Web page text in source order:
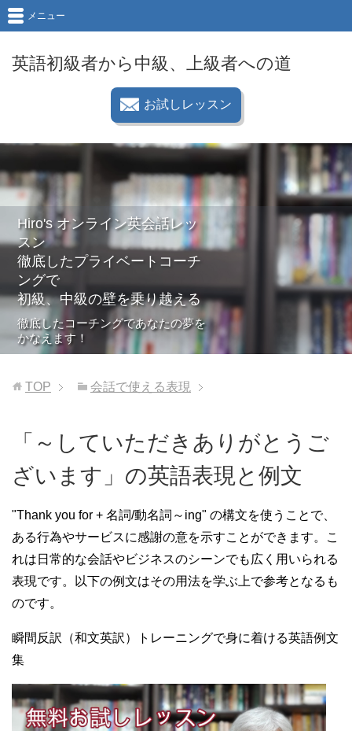
英語初級者から中級、上級者への道
お試しレッスン
メニュー
Hiro's オンライン英会話レッ
スン
徹底したプライベートコーチ
ングで
初級、中級の壁を乗り越える
徹底したコーチングであなたの夢を
かなえます！
TOP 会話で使える表現
「～していただきありがとうご
ざいます」の英語表現と例文
"Thank you for + 名詞/動名詞～ing" の構文を使うことで、
ある行為やサービスに感謝の意を示すことができます。こ
れは日常的な会話やビジネスのシーンでも広く用いられる
表現です。以下の例文はその用法を学ぶ上で参考となるも
のです。
瞬間反訳（和文英訳）トレーニングで身に着ける英語例文
集